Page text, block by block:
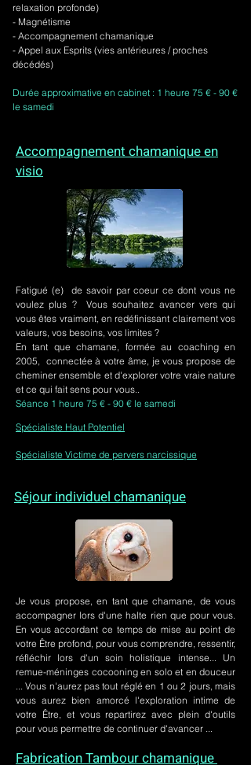
relaxation profonde)
- Magnétisme
- Accompagnement chamanique
- Appel aux Esprits (vies antérieures / proches
décédés)
Durée approximative en cabinet : 1 heure 75 € - 90 €
le samedi
Accompagnement chamanique en
visio
Fatigué (e) de savoir par coeur ce dont vous ne
voulez plus ? Vous souhaitez avancer vers qui
vous êtes vraiment, en redéfinissant clairement vos
valeurs, vos besoins, vos limites ?
En tant que chamane, formée au coaching en
2005, connectée à votre âme, je vous propose de
cheminer ensemble et d'explorer votre vraie nature
et ce qui fait sens pour vous..
Séance 1 heure 75 € - 90 € le samedi
Spécialiste Haut Potentiel
Spécialiste Victime de pervers narcissique
Séjour individuel chamanique
Je vous propose, en tant que chamane, de vous
accompagner lors d'une halte rien que pour vous.
En vous accordant ce temps de mise au point de
votre Être profond, pour vous comprendre, ressentir,
réfléchir lors d'un soin holistique intense... Un
remue-méninges cocooning en solo et en douceur
... Vous n'aurez pas tout réglé en 1 ou 2 jours, mais
vous aurez bien amorcé l'exploration intime de
votre Être, et vous repartirez avec plein d'outils
pour vous permettre de continuer d'avancer ...
Fabrication Tambour chamanique